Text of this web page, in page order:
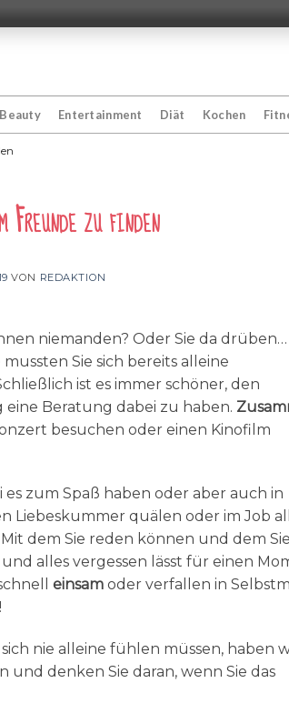
Beauty Entertainment Diät Kochen
Freunde zu finden
VON REDAKTION
niemanden? Oder Sie da drüben…
Sie sich bereits alleine
ist es immer schöner, den
Beratung dabei zu haben.
besuchen oder einen Kinofilm
zum Spaß haben oder aber auch in
Liebeskummer quälen oder im Job
dem Sie reden können und dem
alles vergessen lässt für einen
einsam oder verfallen in
nie alleine fühlen müssen, haben
und denken Sie daran, wenn Sie das